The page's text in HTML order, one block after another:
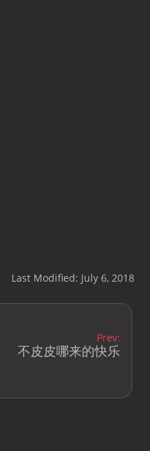
Last Modified: July 6, 2018
Prev:
不皮皮哪来的快乐